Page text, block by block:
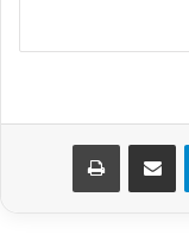
تلگرام اشتراک گذاری از طریق ایمیل چاپ